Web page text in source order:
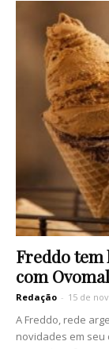
Freddo
com
Redação - 15 de
A Freddo, rede
novidades em seu